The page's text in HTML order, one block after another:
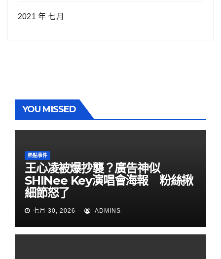
2021 年 七月
YOU MISSED
熱點事件
王心凌被爆抄襲？廣告神似
SHINee Key演唱會海報 粉絲揪
細節怒了
七月 30, 2026 ADMINS